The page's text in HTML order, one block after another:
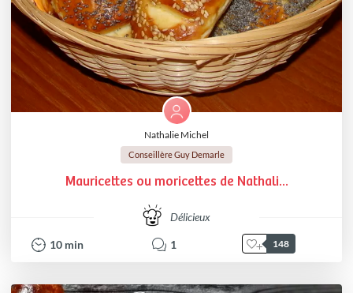
Nathalie Michel
Conseillère Guy Demarle
Mauricettes ou moricettes de Nathali...
Délicieux
10 min 1 148